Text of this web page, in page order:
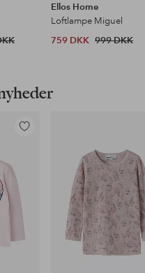
Ellos Home
Loftlampe Miguel
759 DKK 999 DKK
Tilføj